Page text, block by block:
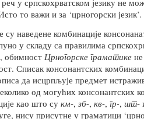
то важи и за ‘црногорски језик’.
су наведене комбинације
у складу са правилима
обимност Црногорске граматике
Списак консонантских
да исцрпљује предмет
од могућих консонантских
као што су км-, зб-, кв-, гр-, шт-
нису присутне у граматици